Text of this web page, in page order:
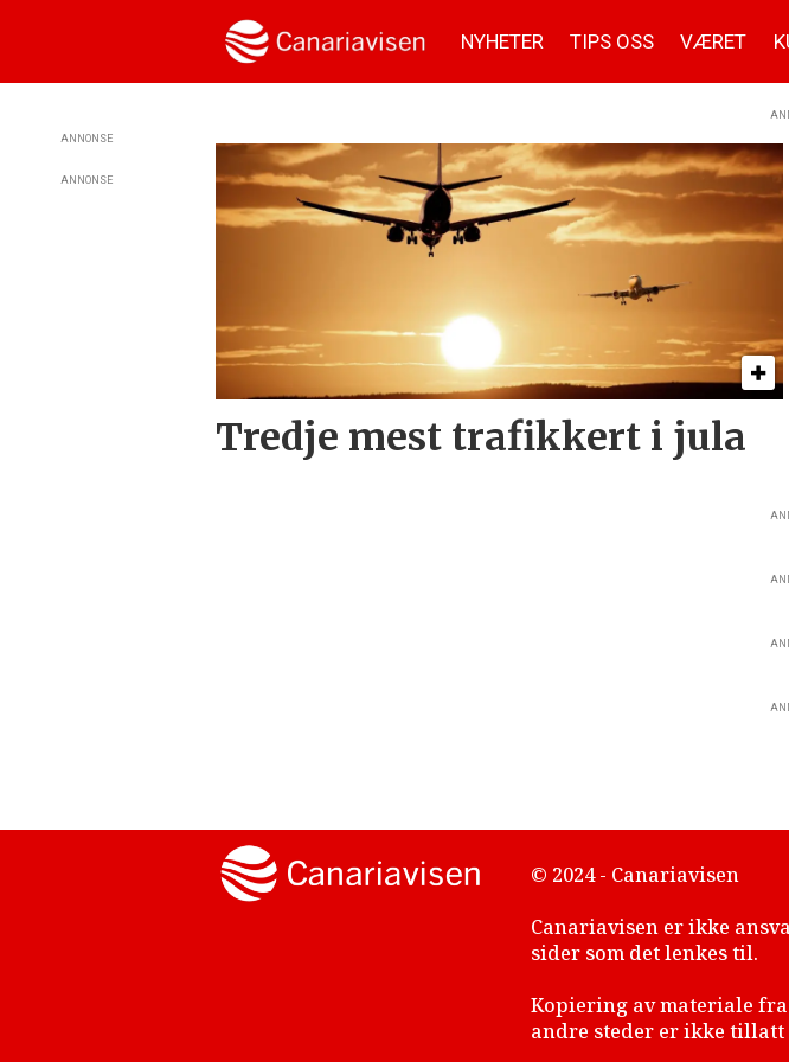
NYHETER TIPS OSS VÆRET
Tag:
Tredje mest trafikkert i jula
ANNONSE
ANNONSE
© 2024 - Canariavisen
Canariavisen er ikke
sider som det lenkes til.
Kopiering av materiale
andre steder er ikke tillatt